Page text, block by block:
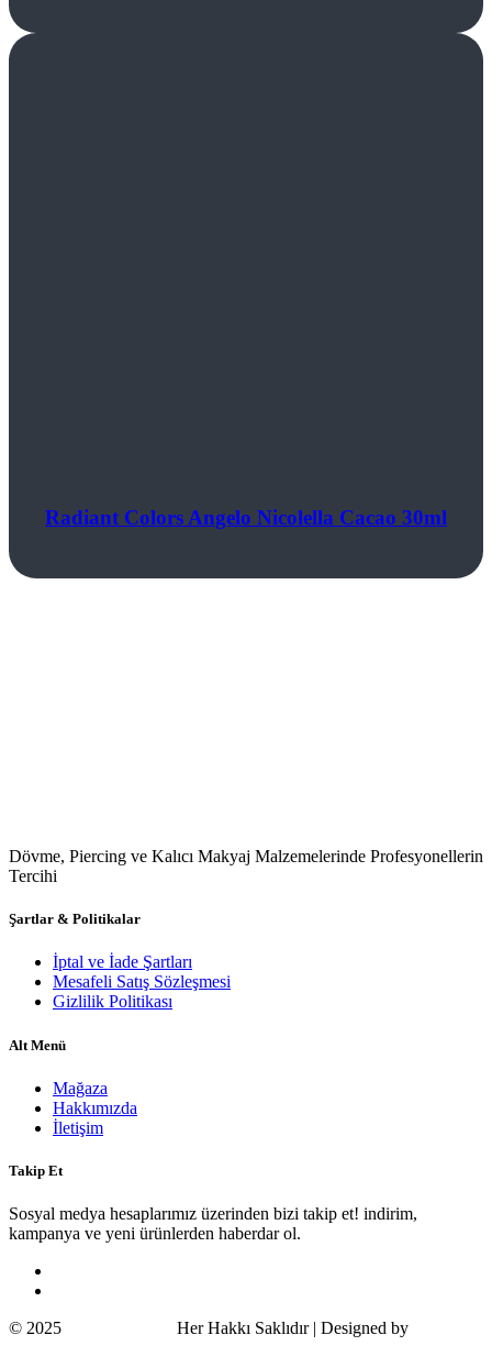
Radiant Colors Angelo Nicolella Cacao 30ml
Dövme, Piercing ve Kalıcı Makyaj Malzemelerinde Profesyonellerin
Tercihi
Şartlar & Politikalar
İptal ve İade Şartları
Mesafeli Satış Sözleşmesi
Gizlilik Politikası
Alt Menü
Mağaza
Hakkımızda
İletişim
Takip Et
Sosyal medya hesaplarımız üzerinden bizi takip et! indirim,
kampanya ve yeni ürünlerden haberdar ol.
© 2025
Her Hakkı Saklıdır | Designed by